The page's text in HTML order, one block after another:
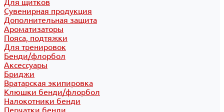
Для щитков
Сувенирная продукция
Дополнительная защита
Ароматизаторы
Пояса, подтяжки
Для тренировок
Бенди/флорбол
Аксессуары
Бриджи
Вратарская экипировка
Клюшки бенди/флорбол
Налокотники бенди
Перчатки бенди